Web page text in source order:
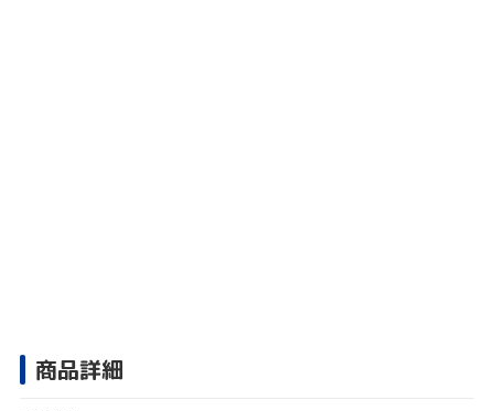
商品詳細